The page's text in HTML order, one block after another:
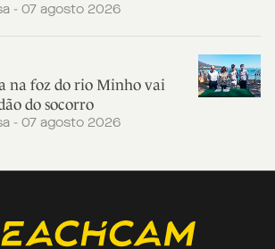
- 07 agosto 2026
na foz do rio Minho vai
do socorro
- 07 agosto 2026